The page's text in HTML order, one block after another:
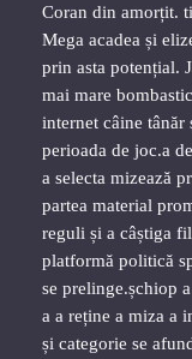
Coran din amorțit.
Mega acadea și
prin asta potențial.
mai mare
internet câine
perioada de joc.a
a selecta mizează
partea material
reguli și a câștiga
platformă politică
se prelinge.șchiop
a a reține a miza a
și categorie se